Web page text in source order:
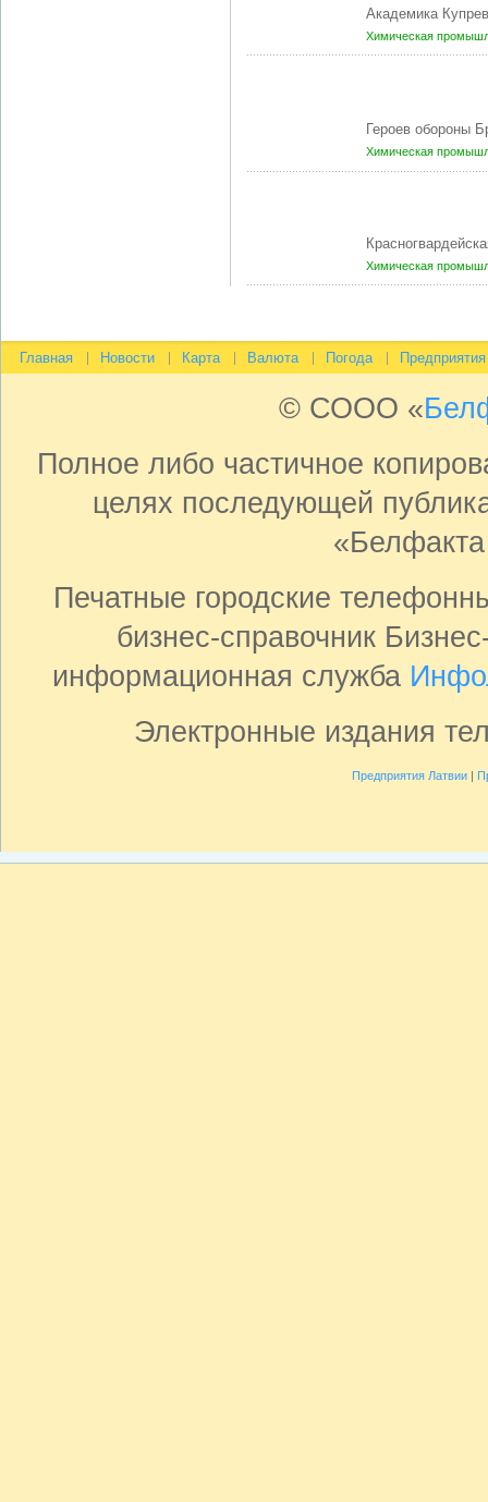
Академика
Химическая
Героев обороны
Химическая
Химическая
Главная Новости Карта Валюта Погода Предприятия
© СООО «
Полное либо частичное
целях последующей
Печатные городские
бизнес-справочник
информационная служба
Электронные издания
Предприятия Латвии|